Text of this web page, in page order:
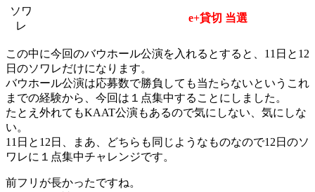
ソワ
レ
e+貸切 当選
この中に今回のバウホール公演を入れるとすると、11日と12
日のソワレだけになります。
バウホール公演は応募数で勝負しても当たらないというこれ
までの経験から、今回は１点集中することにしました。
たとえ外れてもKAAT公演もあるので気にしない、気にしな
い。
11日と12日、まあ、どちらも同じようなものなので12日のソ
ワレに１点集中チャレンジです。
前フリが長かったですね。